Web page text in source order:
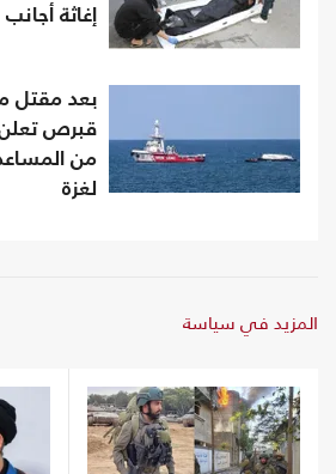
إغاثة أجانب
بعد مقتل
من
لغزة
المزيد في سياسة